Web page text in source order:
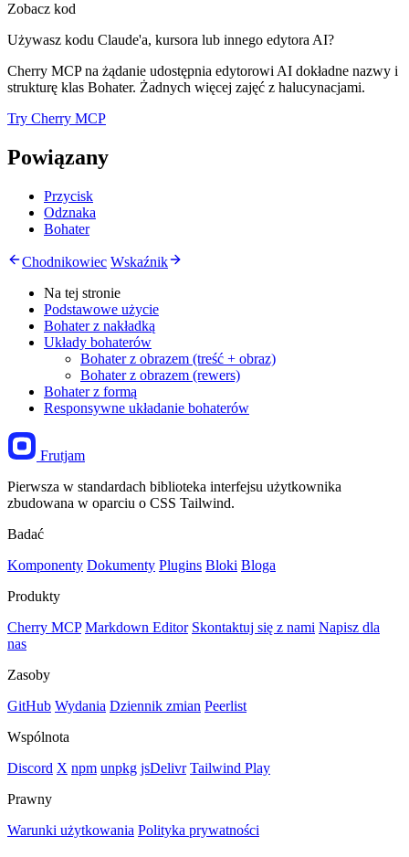
Zobacz kod
Używasz kodu Claude'a, kursora lub innego edytora AI?
Cherry MCP na żądanie udostępnia edytorowi AI dokładne nazwy i
strukturę klas Bohater. Żadnych więcej zajęć z halucynacjami.
Try Cherry MCP
Powiązany
Przycisk
Odznaka
Bohater
Chodnikowiec Wskaźnik
Na tej stronie
Podstawowe użycie
Bohater z nakładką
Układy bohaterów
Bohater z obrazem (treść + obraz)
Bohater z obrazem (rewers)
Bohater z formą
Responsywne układanie bohaterów
Frutjam
Pierwsza w standardach biblioteka interfejsu użytkownika
zbudowana w oparciu o CSS Tailwind.
Badać
Komponenty Dokumenty Plugins Bloki Bloga
Produkty
Cherry MCP Markdown Editor Skontaktuj się z nami Napisz dla
nas
Zasoby
GitHub Wydania Dziennik zmian Peerlist
Wspólnota
Discord X npm unpkg jsDelivr Tailwind Play
Prawny
Warunki użytkowania Polityka prywatności